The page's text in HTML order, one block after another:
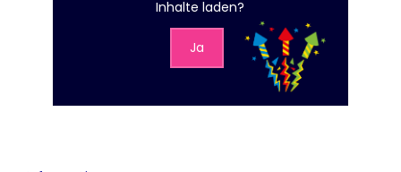
Inhalte laden?
Ja